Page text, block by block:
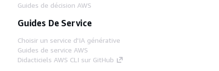
Guides de décision AWS
Guides De Service
Choisir un service d'IA générative
Guides de service AWS
Didacticiels AWS CLI sur GitHub